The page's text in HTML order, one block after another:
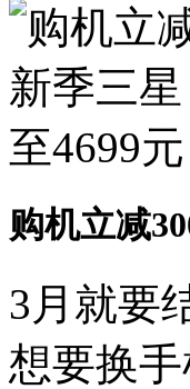
购机立减
3月就要
想要换